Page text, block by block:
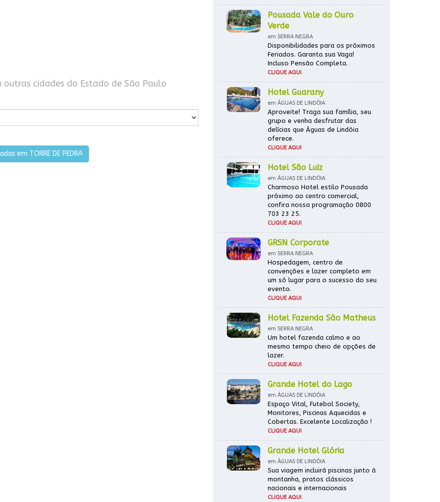
cidades do Estado de São Paulo
em TORRE DE PEDRA
Pousada Vale do Ouro
Verde
em SERRA NEGRA
Disponibilidades para os próximos
Feriados. Garanta sua Vaga!
Incluso Pensão Completa.
CLIQUE AQUI
Hotel Guarany
em ÁGUAS DE LINDÓIA
Aproveite! Traga sua família, seu
grupo e venha desfrutar das
delícias que Águas de Lindóia
oferece.
CLIQUE AQUI
Hotel São Luiz
em ÁGUAS DE LINDÓIA
Charmoso Hotel estilo Pousada
próximo ao centro comercial,
confira nossa programação 0800
703 23 25.
CLIQUE AQUI
GRSN Corporate
em SERRA NEGRA
Hospedagem, centro de
convenções e lazer completo em
um só lugar para o sucesso do seu
evento.
CLIQUE AQUI
Hotel Fazenda São Matheus
em SERRA NEGRA
Um hotel fazenda calmo e ao
mesmo tempo cheio de opções de
lazer.
CLIQUE AQUI
Grande Hotel do Lago
em ÁGUAS DE LINDÓIA
Espaço Vital, Futebol Society,
Monitores, Piscinas Aquecidas e
Cobertas. Excelente Localização !
CLIQUE AQUI
Grande Hotel Glória
em ÁGUAS DE LINDÓIA
Sua viagem incluirá piscinas junto à
montanha, pratos clássicos
nacionais e internacionais
CLIQUE AQUI